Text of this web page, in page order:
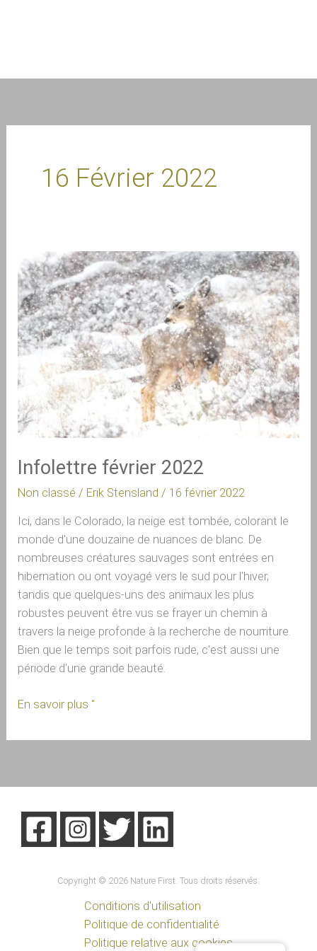
16 Février 2022
Infolettre février 2022
Non classé / Erik Stensland / 16 février 2022
Ici, dans le Colorado, la neige est tombée, colorant le
monde d'une douzaine de nuances de blanc. De
nombreuses créatures sauvages sont entrées en
hibernation ou ont voyagé vers le sud pour l'hiver,
tandis que quelques-uns des animaux les plus
robustes peuvent être vus se frayer un chemin à
travers la neige profonde à la recherche de nourriture.
Bien que le temps soit parfois rude, c'est aussi une
période d'une grande beauté.
Infolettre
février
2022
En savoir plus "
Copyright © 2026 Nature First. Tous droits réservés.
Conditions d'utilisation
Politique de confidentialité
Politique relative aux cookies